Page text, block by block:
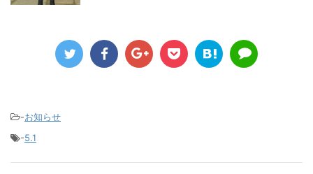
-お知らせ
-5.1